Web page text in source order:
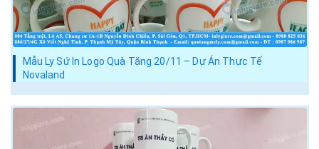
Mẫu Ly Sứ In Logo Quà Tặng 20/11 – Dự Án Thực Tế
Novaland